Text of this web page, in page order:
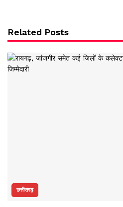
Related Posts
छत्तीसगढ़